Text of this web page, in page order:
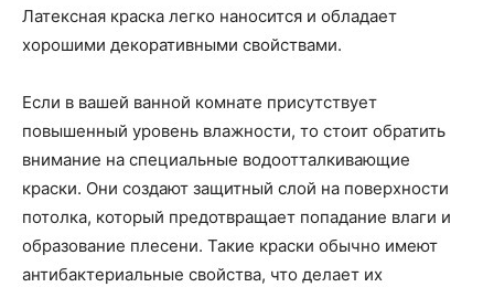
Латексная краска легко наносится и обладает
хорошими декоративными свойствами.
Если в вашей ванной комнате присутствует
повышенный уровень влажности, то стоит обратить
внимание на специальные водоотталкивающие
краски. Они создают защитный слой на поверхности
потолка, который предотвращает попадание влаги и
образование плесени. Такие краски обычно имеют
антибактериальные свойства, что делает их